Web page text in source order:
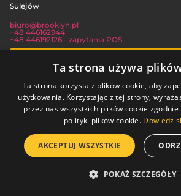
Sulejów
biuro@brooklyn.pl
+48 446162944
+48 446192126 - zapytania POS
JAK DOJECHAĆ
© 2025 Brooklyn.
zastrzeżone
We
współpracy
Polityka
Ta strona używa
Ta strona korzysta z plików cookie, aby
użytkowania. Korzystając z tej strony,
przez nas wszystkich plików cookie
polityki plików cookie. Dowiedz
AKCEPTUJ WSZYSTKIE
POKAŻ SZCZEGÓŁY